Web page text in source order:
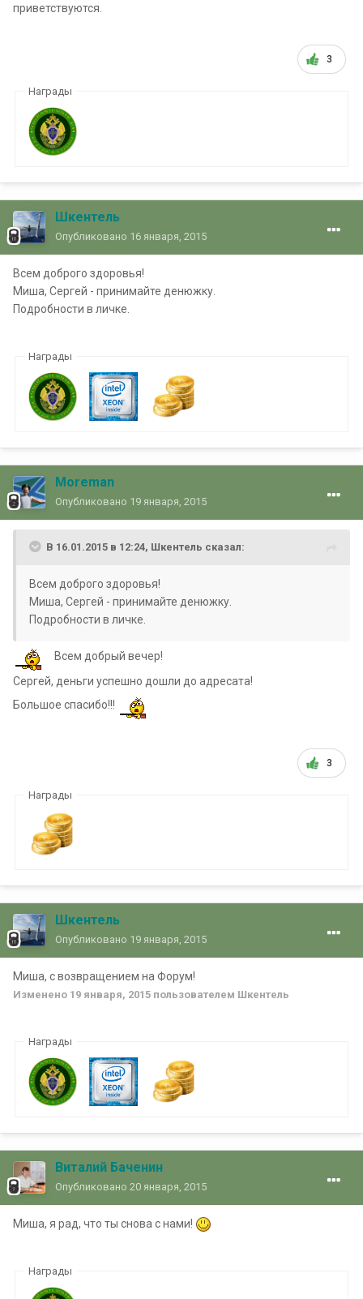
приветствуются.
3
Награды
Шкентель
Опубликовано 16 января, 2015
Всем доброго здоровья!
Миша, Сергей - принимайте денюжку.
Подробности в личке.
Награды
Moreman
Опубликовано 19 января, 2015
В 16.01.2015 в 12:24, Шкентель сказал:
Всем доброго здоровья!
Миша, Сергей - принимайте денюжку.
Подробности в личке.
Всем добрый вечер!
Сергей, деньги успешно дошли до адресата!
Большое спасибо!!!
3
Награды
Шкентель
Опубликовано 19 января, 2015
Миша, с возвращением на Форум!
Изменено 19 января, 2015 пользователем Шкентель
Награды
Виталий Баченин
Опубликовано 20 января, 2015
Миша, я рад, что ты снова с нами!
Награды